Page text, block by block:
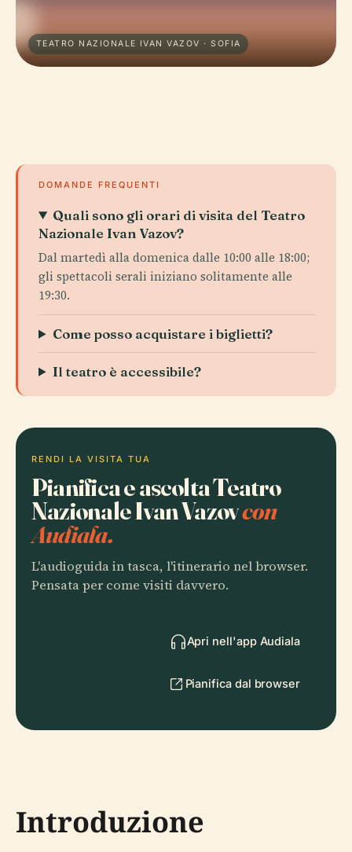
TEATRO NAZIONALE IVAN VAZOV · SOFIA
DOMANDE FREQUENTI
Quali sono gli orari di visita del Teatro
Nazionale Ivan Vazov?
Dal martedì alla domenica dalle 10:00 alle 18:00;
gli spettacoli serali iniziano solitamente alle
19:30.
Come posso acquistare i biglietti?
Il teatro è accessibile?
RENDI LA VISITA TUA
Pianifica e ascolta Teatro
Nazionale Ivan Vazovcon
Audiala.
L'audioguida in tasca, l'itinerario nel browser.
Pensata per come visiti davvero.
Apri nell'app Audiala
Pianifica dal browser
Introduzione